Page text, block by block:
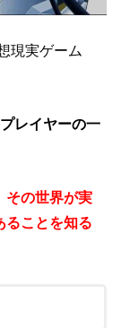
現実ゲーム
プレイヤーの一
その世界が実
ることを知る